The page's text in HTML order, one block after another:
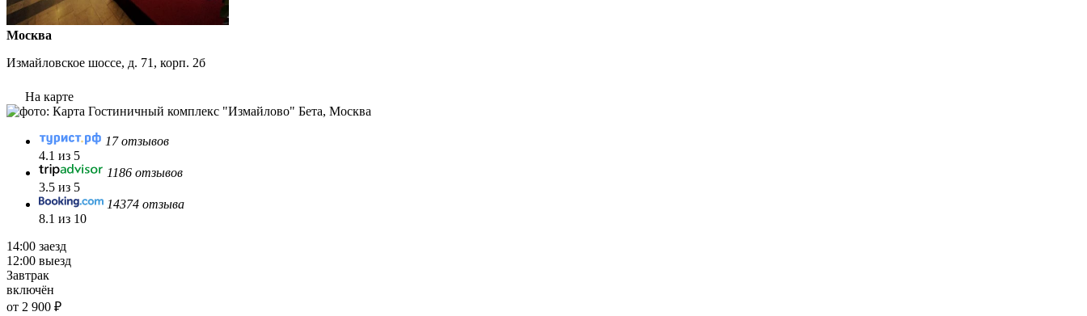
Москва
Измайловское шоссе, д. 71, корп. 2б
На карте
17 отзывов
4.1 из 5
1186 отзывов
3.5 из 5
14374 отзыва
8.1 из 10
14:00 заезд
12:00 выезд
Завтрак
включён
от 2 900 ₽